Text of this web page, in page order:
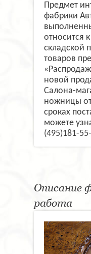
Предмет
фабрики
относится
складской
товаров
новой
Салона-
ножницы
сроках
можете
(495)181-
Описание
работа